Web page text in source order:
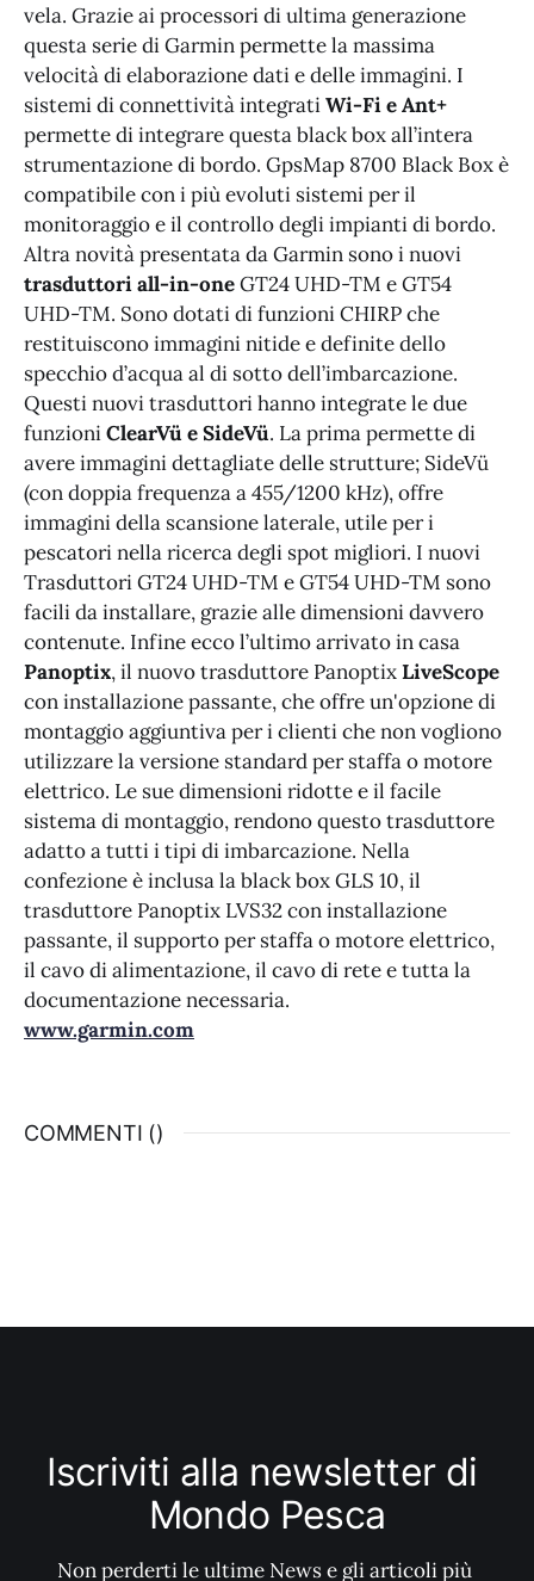
vela. Grazie ai processori di ultima generazione
questa serie di Garmin permette la massima
velocità di elaborazione dati e delle immagini. I
sistemi di connettività integratiWi-Fi e Ant+
permette di integrare questa black box all’intera
strumentazione di bordo. GpsMap 8700 Black Box è
compatibile con i più evoluti sistemi per il
monitoraggio e il controllo degli impianti di bordo.
Altra novità presentata da Garmin sono i nuovi
trasduttori all-in-oneGT24 UHD-TM e GT54
UHD-TM. Sono dotati di funzioni CHIRP che
restituiscono immagini nitide e definite dello
specchio d’acqua al di sotto dell’imbarcazione.
Questi nuovi trasduttori hanno integrate le due
funzioniClearVü e SideVü. La prima permette di
avere immagini dettagliate delle strutture; SideVü
(con doppia frequenza a 455/1200 kHz), offre
immagini della scansione laterale, utile per i
pescatori nella ricerca degli spot migliori. I nuovi
Trasduttori GT24 UHD-TM e GT54 UHD-TM sono
facili da installare, grazie alle dimensioni davvero
contenute. Infine ecco l’ultimo arrivato in casa
Panoptix, il nuovo trasduttore PanoptixLiveScope
con installazione passante, che offre un'opzione di
montaggio aggiuntiva per i clienti che non vogliono
utilizzare la versione standard per staffa o motore
elettrico. Le sue dimensioni ridotte e il facile
sistema di montaggio, rendono questo trasduttore
adatto a tutti i tipi di imbarcazione. Nella
confezione è inclusa la black box GLS 10, il
trasduttore Panoptix LVS32 con installazione
passante, il supporto per staffa o motore elettrico,
il cavo di alimentazione, il cavo di rete e tutta la
documentazione necessaria.
www.garmin.com
COMMENTI ()
Iscriviti alla newsletter di
Mondo Pesca
Non perderti le ultime News e gli articoli più